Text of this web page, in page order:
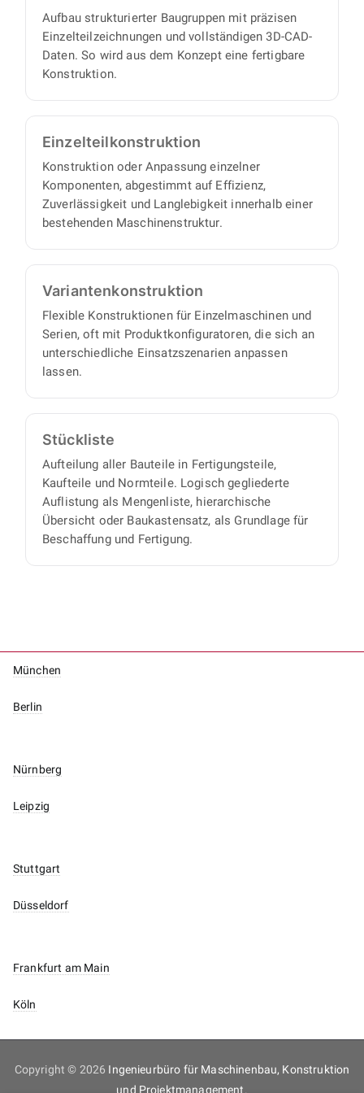
eigenen Projektmanager, denn wir arbeiten
proaktiv und eigenverantwortlich und liefern
Ihnen einen vollständigen Satz an
Konstruktionsunterlagen, mit minimalem
Abstimmungs- und Aufsichtsaufwand auf Ihrer
Seite.
Aufbau strukturierter Baugruppen mit präzisen
Einzelteilzeichnungen und vollständigen 3D-CAD-
Daten. So wird aus dem Konzept eine fertigbare
Konstruktion.
Einzelteil­konstruktion
Konstruktion oder Anpassung einzelner
Komponenten, abgestimmt auf Effizienz,
Zuverlässigkeit und Langlebigkeit innerhalb einer
bestehenden Maschinenstruktur.
Varianten­konstruktion
Flexible Konstruktionen für Einzelmaschinen und
Serien, oft mit Produktkonfiguratoren, die sich an
unterschiedliche Einsatzszenarien anpassen
lassen.
Stückliste
Aufteilung aller Bauteile in Fertigungsteile,
Kaufteile und Normteile. Logisch gegliederte
Auflistung als Mengenliste, hierarchische
Übersicht oder Baukastensatz, als Grundlage für
Beschaffung und Fertigung.
München
Berlin
Nürnberg
Leipzig
Stuttgart
Düsseldorf
Frankfurt am Main
Köln
Copyright © 2026 Ingenieurbüro für Maschinenbau, Konstruktion
und Projektmanagement.